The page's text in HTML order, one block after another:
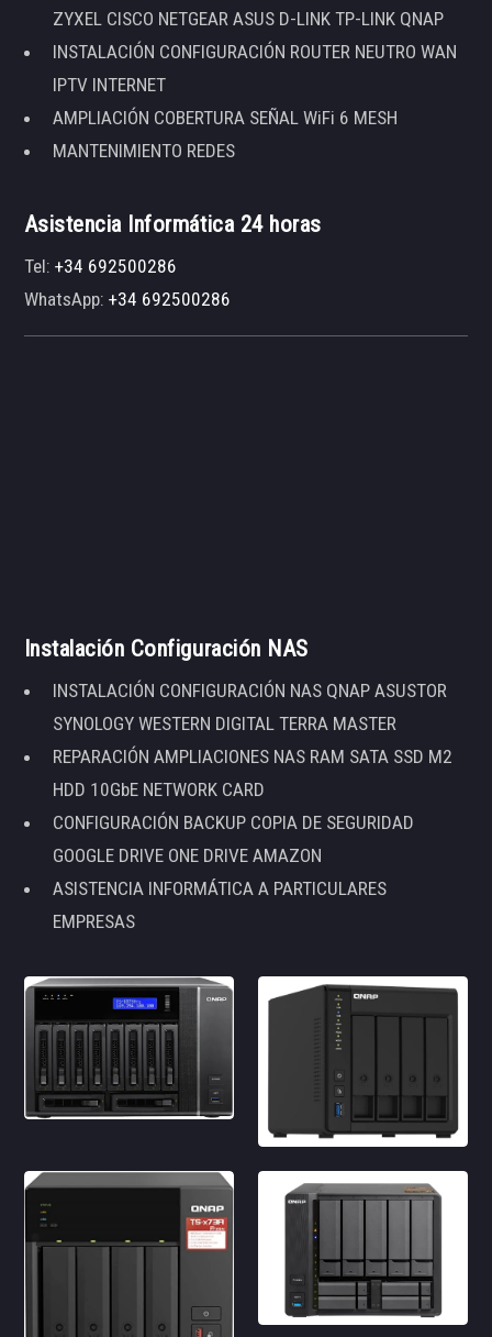
ZYXEL CISCO NETGEAR ASUS D-LINK TP-LINK QNAP
INSTALACIÓN CONFIGURACIÓN ROUTER NEUTRO WAN
IPTV INTERNET
AMPLIACIÓN COBERTURA SEÑAL WiFi 6 MESH
MANTENIMIENTO REDES
Asistencia Informática 24 horas
Tel:+34 692500286
WhatsApp:+34 692500286
Instalación Configuración NAS
INSTALACIÓN CONFIGURACIÓN NAS QNAP ASUSTOR
SYNOLOGY WESTERN DIGITAL TERRA MASTER
REPARACIÓN AMPLIACIONES NAS RAM SATA SSD M2
HDD 10GbE NETWORK CARD
CONFIGURACIÓN BACKUP COPIA DE SEGURIDAD
GOOGLE DRIVE ONE DRIVE AMAZON
ASISTENCIA INFORMÁTICA A PARTICULARES
EMPRESAS